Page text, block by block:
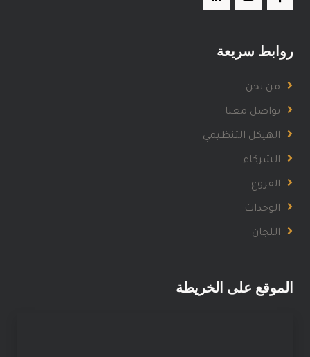
روابط سريعة
من نحن
تواصل معنا
الهيكل التنظيمي
الشركاء
الفروع
الوحدات
اللجان
الموقع على الخريطة